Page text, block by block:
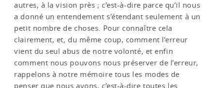
autres, à la vision près ; c’est-à-dire parce qu’il nous
a donné un entendement s’étendant seulement à un
petit nombre de choses. Pour connaître cela
clairement, et, du même coup, comment l’erreur
vient du seul abus de notre volonté, et enfin
comment nous pouvons nous préserver de l’erreur,
rappelons à notre mémoire tous les modes de
penser que nous avons, c’est-à-dire toutes les